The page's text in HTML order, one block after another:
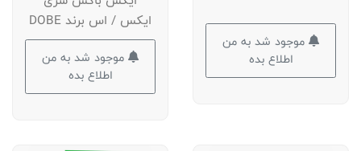
موجود شد به من
اطلاع بده
ایکس / اس برند DOBE
موجود شد به من
اطلاع بده